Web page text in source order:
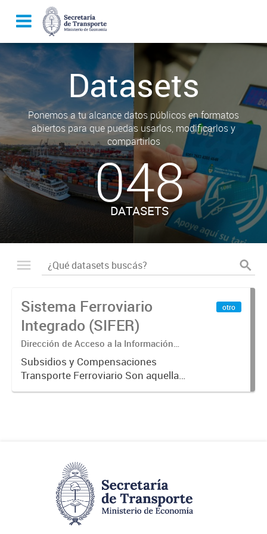
Datasets
Ponemos a tu alcance datos públicos en formatos
abiertos para que puedas usarlos, modificarlos y
compartirlos
048
DATASETS
Sistema Ferroviario
Integrado (SIFER)
Dirección de Acceso a la Información
Pública y Transparencia
Subsidios y Compensaciones
Transporte Ferroviario Son aquellas
transferencias realizadas por la
otro